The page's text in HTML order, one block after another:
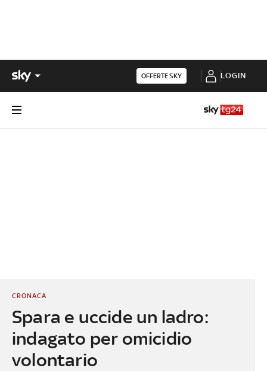
OFFERTE SKY LOGIN
Spara e uccide un ladro:
indagato per omicidio
volontario
CRONACA